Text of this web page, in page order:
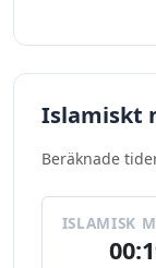
Islamiskt
Beräknade
ISLAMISK